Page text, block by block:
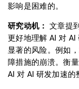
影响是困难的。
研究动机： 文章提
更好地理解 AI 对
显著的风险。例如
障措施的崩溃。衡
AI 对 AI 研发加速的